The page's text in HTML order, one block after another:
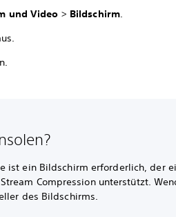
und Video > Bildschirm.
ist ein Bildschirm erforderlich, der
Compression unterstützt.
des Bildschirms.